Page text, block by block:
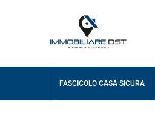
FASCICOLO CASA SICURA